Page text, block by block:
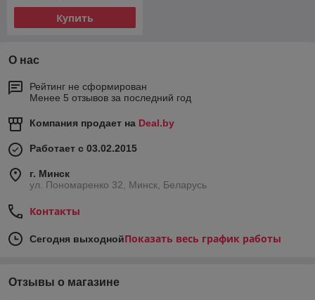
Купить
О нас
Рейтинг не сформирован
Менее 5 отзывов за последний год
Компания продает на Deal.by
Работает с 03.02.2015
г. Минск
ул. Пономаренко 32, Минск, Беларусь
Контакты
Сегодня выходнойПоказать весь график работы
Отзывы о магазине